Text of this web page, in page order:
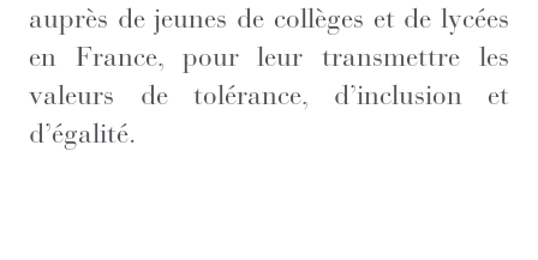
auprès de jeunes de collèges et de lycées
en France, pour leur transmettre les
valeurs de tolérance, d’inclusion et
d’égalité.